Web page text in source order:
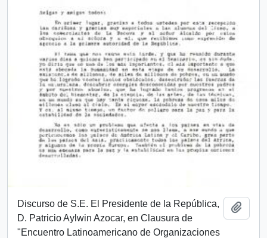
Discurso de S.E. El Presidente de la República,
D. Patricio Aylwin Azocar, en Clausura de
"Encuentro Latinoamericano de Organizaciones